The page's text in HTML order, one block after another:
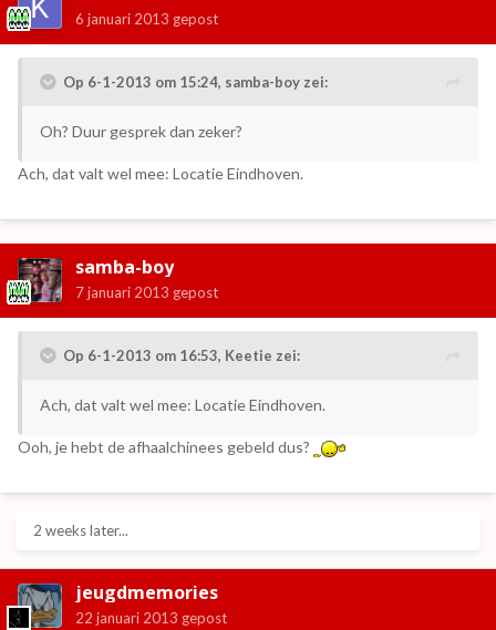
6 januari 2013 gepost
Op 6-1-2013 om 15:24, samba-boy zei:
Oh? Duur gesprek dan zeker?
Ach, dat valt wel mee: Locatie Eindhoven.
samba-boy
7 januari 2013 gepost
Op 6-1-2013 om 16:53, Keetie zei:
Ach, dat valt wel mee: Locatie Eindhoven.
Ooh, je hebt de afhaalchinees gebeld dus?
2 weeks later...
jeugdmemories
22 januari 2013 gepost